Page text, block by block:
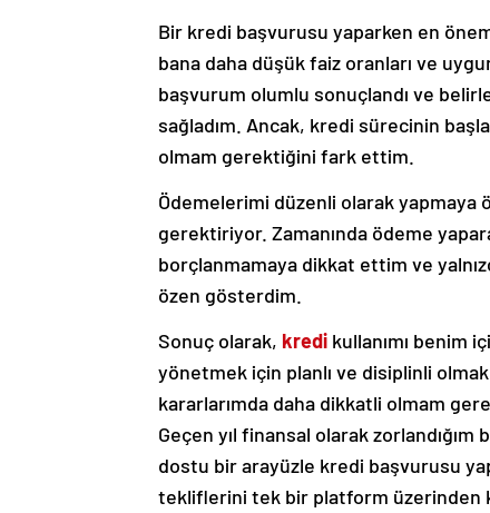
Bir kredi başvurusu yaparken en
bana daha düşük faiz oranları ve
başvurum olumlu sonuçlandı ve
sağladım. Ancak, kredi sürecinin
olmam gerektiğini fark ettim.
Ödemelerimi düzenli olarak
gerektiriyor. Zamanında ödeme
borçlanmamaya dikkat ettim ve
özen gösterdim.
Sonuç olarak, kredi kullanımı benim
yönetmek için planlı ve disiplinli
kararlarımda daha dikkatli olmam
Geçen yıl finansal olarak zorlandığım
dostu bir arayüzle kredi başvurusu
tekliflerini tek bir platform üzerinden